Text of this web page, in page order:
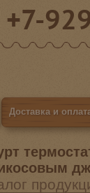
Доставка и
+7-